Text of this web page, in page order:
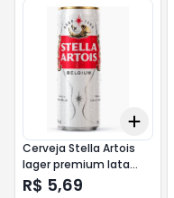
Add
Cerveja Stella Artois
lager premium lata
350ml
R$ 5,69